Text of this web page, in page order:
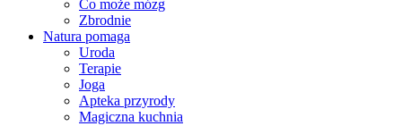
Co może mózg
Zbrodnie
Natura pomaga
Uroda
Terapie
Joga
Apteka przyrody
Magiczna kuchnia